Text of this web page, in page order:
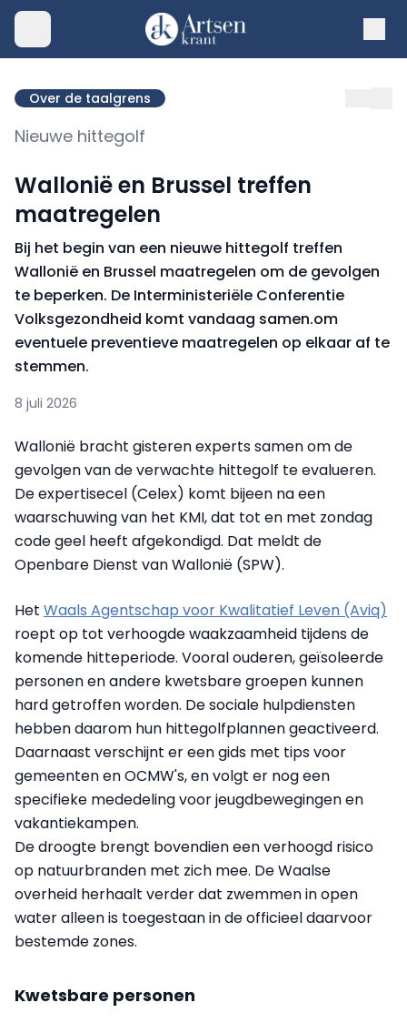
Over de taalgrens
Nieuwe hittegolf
Wallonië en Brussel treffen
maatregelen
Bij het begin van een nieuwe hittegolf treffen
Wallonië en Brussel maatregelen om de gevolgen
te beperken. De Interministeriële Conferentie
Volksgezondheid komt vandaag samen.om
eventuele preventieve maatregelen op elkaar af te
stemmen.
8 juli 2026
Wallonië bracht gisteren experts samen om de
gevolgen van de verwachte hittegolf te evalueren.
De expertisecel (Celex) komt bijeen na een
waarschuwing van het KMI, dat tot en met zondag
code geel heeft afgekondigd. Dat meldt de
Openbare Dienst van Wallonië (SPW).
Het Waals Agentschap voor Kwalitatief Leven (Aviq)
roept op tot verhoogde waakzaamheid tijdens de
komende hitteperiode. Vooral ouderen, geïsoleerde
personen en andere kwetsbare groepen kunnen
hard getroffen worden. De sociale hulpdiensten
hebben daarom hun hittegolfplannen geactiveerd.
Daarnaast verschijnt er een gids met tips voor
gemeenten en OCMW's, en volgt er nog een
specifieke mededeling voor jeugdbewegingen en
vakantiekampen.
De droogte brengt bovendien een verhoogd risico
op natuurbranden met zich mee. De Waalse
overheid herhaalt verder dat zwemmen in open
water alleen is toegestaan in de officieel daarvoor
bestemde zones.
Kwetsbare personen